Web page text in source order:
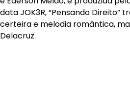
data JOK3R, “Pensando Direito”
certeira e melodia romântica,
Delacruz.